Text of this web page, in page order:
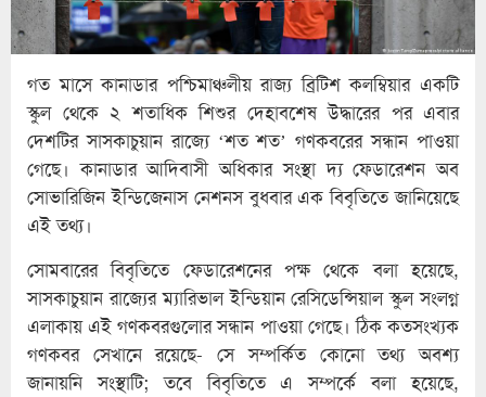
গত মাসে কানাডার পশ্চিমাঞ্চলীয় রাজ্য ব্রিটিশ কলম্বিয়ার একটি
স্কুল থেকে ২ শতাধিক শিশুর দেহাবশেষ উদ্ধারের পর এবার
দেশটির সাসকাচুয়ান রাজ্যে ‘শত শত’ গণকবরের সন্ধান পাওয়া
গেছে। কানাডার আদিবাসী অধিকার সংস্থা দ্য ফেডারেশন অব
সোভারিজিন ইন্ডিজেনাস নেশনস বুধবার এক বিবৃতিতে জানিয়েছে
এই তথ্য।
সোমবারের বিবৃতিতে ফেডারেশনের পক্ষ থেকে বলা হয়েছে,
সাসকাচুয়ান রাজ্যের ম্যারিভাল ইন্ডিয়ান রেসিডেন্সিয়াল স্কুল সংলগ্ন
এলাকায় এই গণকবরগুলোর সন্ধান পাওয়া গেছে। ঠিক কতসংখ্যক
গণকবর সেখানে রয়েছে- সে সম্পর্কিত কোনো তথ্য অবশ্য
জানায়নি সংস্থাটি; তবে বিবৃতিতে এ সম্পর্কে বলা হয়েছে,